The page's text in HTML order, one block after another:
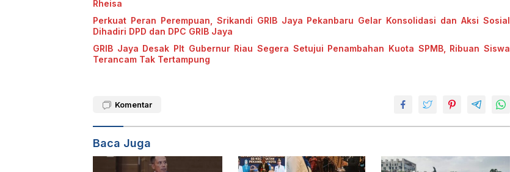
Rheisa
Perkuat Peran Perempuan, Srikandi GRIB Jaya Pekanbaru Gelar Konsolidasi dan Aksi Sosial
Dihadiri DPD dan DPC GRIB Jaya
GRIB Jaya Desak Plt Gubernur Riau Segera Setujui Penambahan Kuota SPMB, Ribuan Siswa
Terancam Tak Tertampung
Komentar
Baca Juga